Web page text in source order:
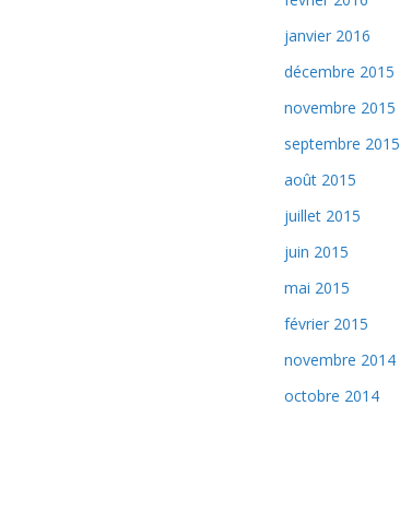
janvier 2016
décembre 2015
novembre 2015
septembre 2015
août 2015
juillet 2015
juin 2015
mai 2015
février 2015
novembre 2014
octobre 2014